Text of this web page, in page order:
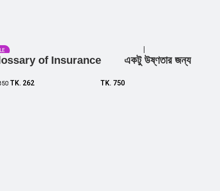
of Insurance
TK. 262
Add to cart
একটু উষ্ণতার জন্য
TK. 750